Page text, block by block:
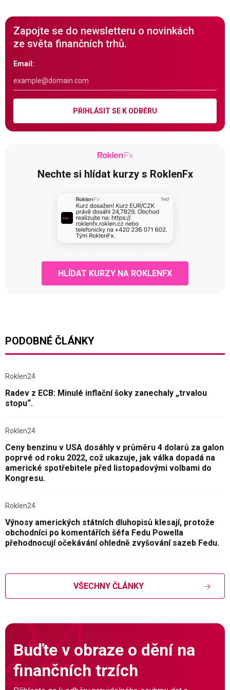
Zapojte se do newsletteru o novinkách
ze světa finančních trhů.
Email:
PŘIHLÁSIT SE K ODBĚRU
Nechte si hlídat kurzy s RoklenFx
HLÍDAT KURZY NA ROKLENFX
PODOBNÉ ČLÁNKY
Roklen24
Radev z ECB: Minulé inflační šoky zanechaly „trvalou
stopu“.
Roklen24
Ceny benzinu v USA dosáhly v průměru 4 dolarů za galon
poprvé od roku 2022, což ukazuje, jak válka dopadá na
americké spotřebitele před listopadovými volbami do
Kongresu.
Roklen24
Výnosy amerických státních dluhopisů klesají, protože
obchodníci po komentářích šéfa Fedu Powella
přehodnocují očekávání ohledně zvyšování sazeb Fedu.
VŠECHNY ČLÁNKY
Buďte v obraze o dění na
finančních trzích